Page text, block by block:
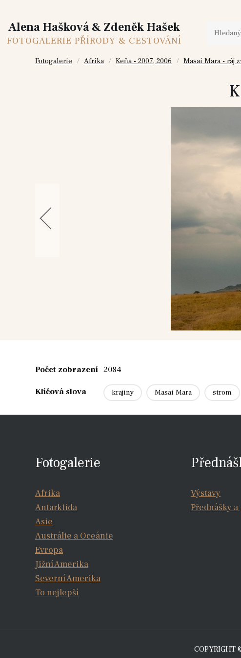
Alena Hašková & Zdeněk Hašek
FOTOGALERIE PŘÍRODY & CESTOVÁNÍ
Fotogalerie Afrika Keňa - 2007, 2006 Masai Mara - ráj
Počet zobrazení 2084
Klíčová slova krajiny Masai Mara strom
Fotogalerie
Afrika
Antarktida
Asie
Austrálie a Oceánie
Evropa
Jižní Amerika
Severní Amerika
To nejlepší
Výstavy
Přednášky